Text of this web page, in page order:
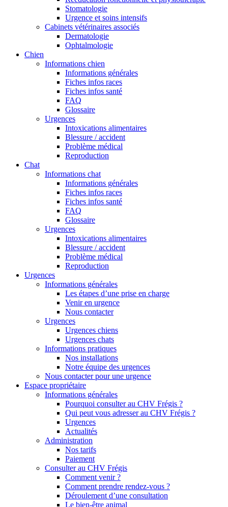
Stomatologie
Urgence et soins intensifs
Cabinets vétérinaires associés
Dermatologie
Ophtalmologie
Chien
Informations chien
Informations générales
Fiches infos races
Fiches infos santé
FAQ
Glossaire
Urgences
Intoxications alimentaires
Blessure / accident
Problème médical
Reproduction
Chat
Informations chat
Informations générales
Fiches infos races
Fiches infos santé
FAQ
Glossaire
Urgences
Intoxications alimentaires
Blessure / accident
Problème médical
Reproduction
Urgences
Informations générales
Les étapes d’une prise en charge
Venir en urgence
Nous contacter
Urgences
Urgences chiens
Urgences chats
Informations pratiques
Nos installations
Notre équipe des urgences
Nous contacter pour une urgence
Espace propriétaire
Informations générales
Pourquoi consulter au CHV Frégis ?
Qui peut vous adresser au CHV Frégis ?
Urgences
Actualités
Administration
Nos tarifs
Paiement
Consulter au CHV Frégis
Comment venir ?
Comment prendre rendez-vous ?
Déroulement d’une consultation
Le bien-être animal